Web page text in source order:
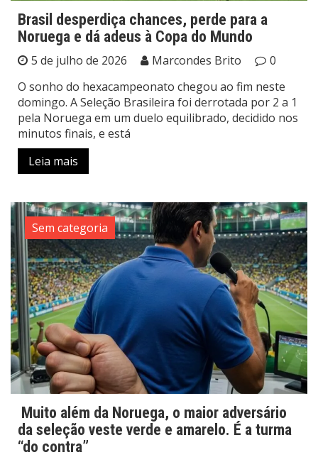
Brasil desperdiça chances, perde para a
Noruega e dá adeus à Copa do Mundo
5 de julho de 2026 Marcondes Brito
0
O sonho do hexacampeonato chegou ao fim neste
domingo. A Seleção Brasileira foi derrotada por 2 a 1
pela Noruega em um duelo equilibrado, decidido nos
minutos finais, e está
Leia mais
Sem categoria
Muito além da Noruega, o maior adversário
da seleção veste verde e amarelo. É a turma
“do contra”